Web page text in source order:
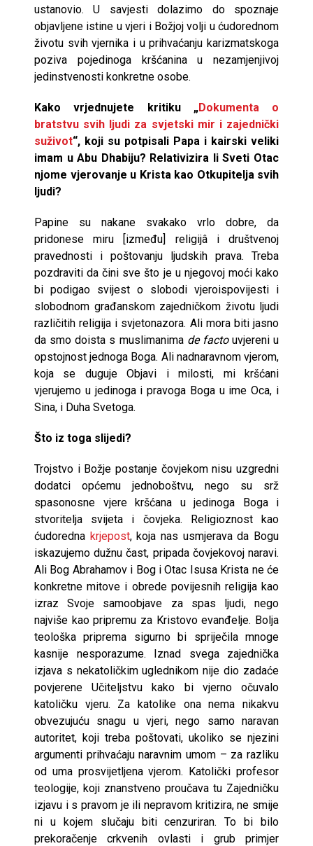
ustanovio. U savjesti dolazimo do spoznaje
objavljene istine u vjeri i Božjoj volji u ćudorednom
životu svih vjernika i u prihvaćanju karizmatskoga
poziva pojedinoga kršćanina u nezamjenjivoj
jedinstvenosti konkretne osobe.
Kako vrjednujete kritiku „Dokumenta o
bratstvu svih ljudi za svjetski mir i zajednički
suživot“, koji su potpisali Papa i kairski veliki
imam u Abu Dhabiju? Relativizira li Sveti Otac
njome vjerovanje u Krista kao Otkupitelja svih
ljudi?
Papine su nakane svakako vrlo dobre, da
pridonese miru [između] religijâ i društvenoj
pravednosti i poštovanju ljudskih prava. Treba
pozdraviti da čini sve što je u njegovoj moći kako
bi podigao svijest o slobodi vjeroispovijesti i
slobodnom građanskom zajedničkom životu ljudi
različitih religija i svjetonazora. Ali mora biti jasno
da smo doista s muslimanimade factouvjereni u
opstojnost jednoga Boga. Ali nadnaravnom vjerom,
koja se duguje Objavi i milosti, mi kršćani
vjerujemo u jedinoga i pravoga Boga u ime Oca, i
Sina, i Duha Svetoga.
Što iz toga slijedi?
Trojstvo i Božje postanje čovjekom nisu uzgredni
dodatci općemu jednoboštvu, nego su srž
spasonosne vjere kršćana u jedinoga Boga i
stvoritelja svijeta i čovjeka. Religioznost kao
ćudoredna krjepost, koja nas usmjerava da Bogu
iskazujemo dužnu čast, pripada čovjekovoj naravi.
Ali Bog Abrahamov i Bog i Otac Isusa Krista ne će
konkretne mitove i obrede povijesnih religija kao
izraz Svoje samoobjave za spas ljudi, nego
najviše kao pripremu za Kristovo evanđelje. Bolja
teološka priprema sigurno bi spriječila mnoge
kasnije nesporazume. Iznad svega zajednička
izjava s nekatoličkim uglednikom nije dio zadaće
povjerene Učiteljstvu kako bi vjerno očuvalo
katoličku vjeru. Za katolike ona nema nikakvu
obvezujuću snagu u vjeri, nego samo naravan
autoritet, koji treba poštovati, ukoliko se njezini
argumenti prihvaćaju naravnim umom – za razliku
od uma prosvijetljena vjerom. Katolički profesor
teologije, koji znanstveno proučava tu Zajedničku
izjavu i s pravom je ili nepravom kritizira, ne smije
ni u kojem slučaju biti cenzuriran. To bi bilo
prekoračenje crkvenih ovlasti i grub primjer